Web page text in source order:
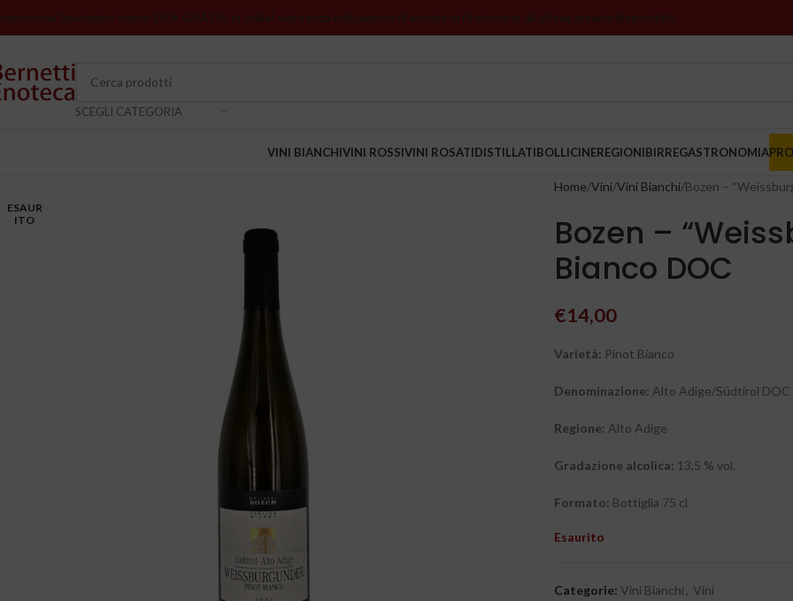
Spedizioni sopra 150€ GRATIS in ItaliaI vini senza indicazione di annata si riferiscono all’ultima annata disponibile
SCEGLI CATEGORIA
VINI BIANCHIVINI ROSSIVINI ROSATIDISTILLATIBOLLICINEREGIONIBIRREGASTRONOMIA
ESAUR
ITO
Home Vini Vini Bianchi Bozen –
Bozen –
Bianco DOC
€14,00
Varietà: Pinot Bianco
Denominazione: Alto Adige/Südtirol DOC
Regione: Alto Adige
Gradazione alcolica: 13,5 % vol.
Formato: Bottiglia 75 cl
Esaurito
Categorie: Vini Bianchi , Vini